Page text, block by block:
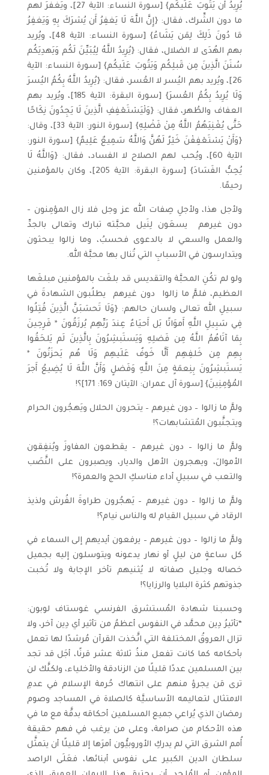
يُرِيدُ أَن يَتُوبَ عَلَيكُم} [سورة النساء: الآية 27]، ويَغفرَ لهم
ما دون الشِّرك، فقال: {إِنَّ اللَّهَ لَا يَغفِرُ أَن يُشرَكَ بِهِ وَيَغفِرُ
مَا دُونَ ذَلِكَ لِمَن يَشَاءُ} [سورة النساء: الآية 48]، ويُريد
بهم الهُدَى لا الضلال، فقال: {يُرِيدُ اللَّهُ لِيُبَيِّنَ لَكُم وَيَهدِيَكُم
سُنَنَ الَّذِينَ مِن قَبلِكُم وَيَتُوبَ عَلَيكُم} [سورة النساء: الآية
26]، ويُريد بهم اليُسر لا العُسر، فقال: {يُرِيدُ اللَّهُ بِكُمُ اليُسرَ
وَلَا يُرِيدُ بِكُمُ العُسرَ} [سورة البقرة: الآية 185]، ويُريد بهم
العفاف والطُهر، فقال: {وَلْيَسْتَعْفِفِ الَّذِينَ لَا يَجِدُونَ نِكَاحًا
حَتَّى يُغْنِيَهُمُ اللَّهُ مِنْ فَضْلِهِ} [سورة النور: الآية 33]، وقال:
{وَأَنْ يَسْتَعْفِفْنَ خَيْرٌ لَهُنَّ وَاللَّهُ سَمِيعٌ عَلِيمٌ} [سورة النور:
الآية 60]، ويُحب لهم الصلاح لا الفساد، فقال: {وَاللَّهُ لَا
يُحِبُّ الفَسَادَ} [سورة البقرة: الآية 205]، وكان بالمؤمنين
رحيمًا.
ولأجل هذا، ولأجلِ صِفات الله عز وجل فلا زال المؤمِنون ­
دون غيرهم ­ يسعَون لِنَيل محبَّته تبارك وتعالى بالجدِّ
والعمل والسعي لا بالدعوى فحسبُ، وما زالوا يبحثون
ويتدارسون في الأسبابِ التي تُنال بها محبَّة الله.
ولو لم تكُنِ المحبَّة والتقديس قد بلغَت بالمؤمنين مبلغَها
العظيم، فلمَّ ما زالوا ­ دون غيرهم ­ يطلُبون الشهادةَ في
سبيلِ الله تعالى ولسان حالهم: {وَلَا تَحسَبَنَّ الَّذِينَ قُتِلُوا
فِي سَبِيلِ اللَّهِ أَموَاتًا بَل أَحيَاءٌ عِندَ رَبِّهِم يُرزَقُونَ * فَرِحِينَ
بِمَا آتَاهُمُ اللَّهُ مِن فَضلِهِ وَيَستَبشِرُونَ بِالَّذِينَ لَم يَلحَقُوا
بِهِم مِن خَلفِهِم أَلَّا خَوفٌ عَلَيهِم وَلَا هُم يَحزَنُونَ *
يَستَبشِرُونَ بِنِعمَةٍ مِنَ اللَّهِ وَفَضلٍ وَأَنَّ اللَّهَ لَا يُضِيعُ أَجرَ
المُؤمِنِينَ} [سورة آل عمران: الآيتان 169: 171]؟!
ولمَّ ما زالوا – دون غيرهم – يتحرون الحلال ويَهجُرون الحرام
ويتجنَّبون المُتشابهات؟!
ولمَّ ما زالوا – دون غيرهم – يقطعون المفاوزَ ويُنفِقون
الأموالَ، ويهجرون الأهل والديار، ويصبرون على النَّصَب
والتعب في سبيلِ أداء مناسكِ الحج والعمرة؟!
ولمَّ ما زالوا – دون غيرهم – يَهجُرون طراوةَ الفُرش ولذيذ
الرقاد في سبيل القيام له والناس نيام؟!
ولمَّ ما زالوا – دون غيرهم – يرفعون أيديهم إلى السماء في
كل ساعةٍ من ليلٍ أو نهار يدعونه ويتوسلون إليه بجميل
خصاله وجليل صفاته لا يُثنيهم تأخر الإجابة ولا تُخبت
جذوتهم كثرة البلايا والرزايا؟!
وحسبنا شهادة المُستشرق الفرنسي غوستاف لوبون:
“تأثيرُ دِين محمَّد في النفوس أعظمُ من تأثير أي دِين آخر، ولا
تزال العروقُ المختلفة التي اتَّخذت القرآن مُرشدًا لها تعمل
بأحكامه كما كانت تفعل منذُ ثلاثة عشر قرنًا، أجَل قد تجد
بين المسلمين عددًا قليلًا من الزنادقة والأخلياء، ولكنَّك لن
ترى مَن يجرؤ منهم على انتهاك حُرمة الإسلام في عدمِ
الامتثال لتعاليمه الأساسيَّة كالصلاة في المساجد وصوم
رمضان الذي يُراعي جميع المسلمين أحكامَه بدقَّة مع ما في
هذه الأحكام من صرامة، وعلى من يرغب في فهم حقيقة
أُمم الشرق التي لم يدركِ الأوروبيُّون أمرَها إلا قليلًا أن يتمثَّل
سلطان الدين الكبير على نفوس أبنائها، فعَلَى الراصد